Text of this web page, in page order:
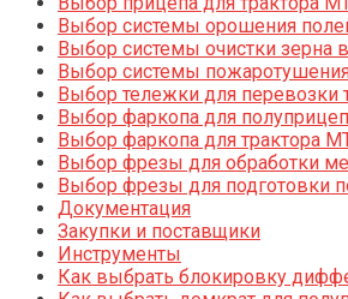
Выбор системы орошения
Выбор системы очистки зерна
Выбор системы
Выбор тележки для перевозки
Выбор фаркопа для
Выбор фаркопа для трактора
Выбор фрезы для обработки
Выбор фрезы для подготовки
Документация
Закупки и поставщики
Инструменты
Как выбрать блокировку